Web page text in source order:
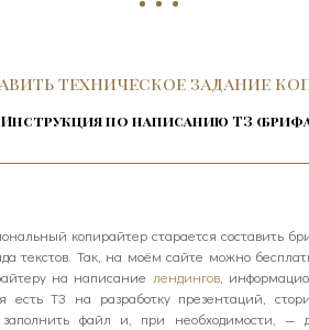
техническое задание
Инструкция по написанию ТЗ
копирайтер старается составить
текстов. Так, на моём сайте можно
на написание лендингов,
есть ТЗ на разработку презентаций,
заполнить файл и, при необходимости, —